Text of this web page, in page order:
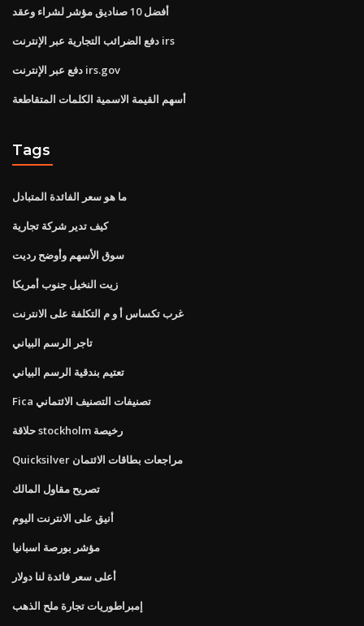
أفضل 10 صناديق مؤشر لشراء وعقد
دفع الضرائب التجارية عبر الإنترنت irs
دفع عبر الإنترنت irs.gov
أسهم القيمة الاسمية الكلمات المتقاطعة
Tags
ما هو سعر الفائدة المتبادل
كيف تدير شركة تجارية
سوق الأسهم وأوضح رديت
زيت النخيل جنوب أمريكا
غرب تكساس أ و م التكلفة على الانترنت
تاجر الرسم البياني
تعتيم بندقية الرسم البياني
Fica تصنيفات التصنيف الائتماني
حلاقة stockholm رخيصة
Quicksilver مراجعات بطاقات الائتمان
تصريح مقاول المالك
أنيق على الانترنت اليوم
مؤشر بورصة اسبانيا
أعلى سعر فائدة لنا دولار
إمبراطوريات تجارة ملح الذهب